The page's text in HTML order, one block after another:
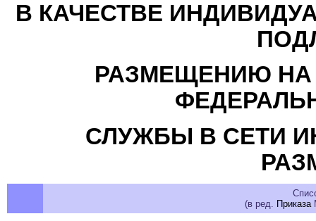
В КАЧЕСТВЕ
РАЗМЕЩЕНИЮ
СЛУЖБЫ В СЕТИ
(в ред. Приказа